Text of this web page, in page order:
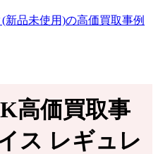
新品未使用)の高価買取事例
高価買取事
ス レギュレ